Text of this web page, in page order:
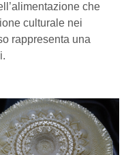
che
culturale nei
rappresenta una